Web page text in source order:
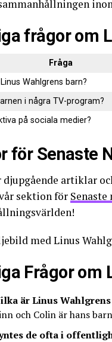
frågor om
Fråga
Wahlgrens barn?
i några TV-program?
på sociala medier?
för Senaste
djupgående artiklar
sektion för Senaste
Frågor om
är Linus Wahlgrens
och Colin är hans
de ofta i